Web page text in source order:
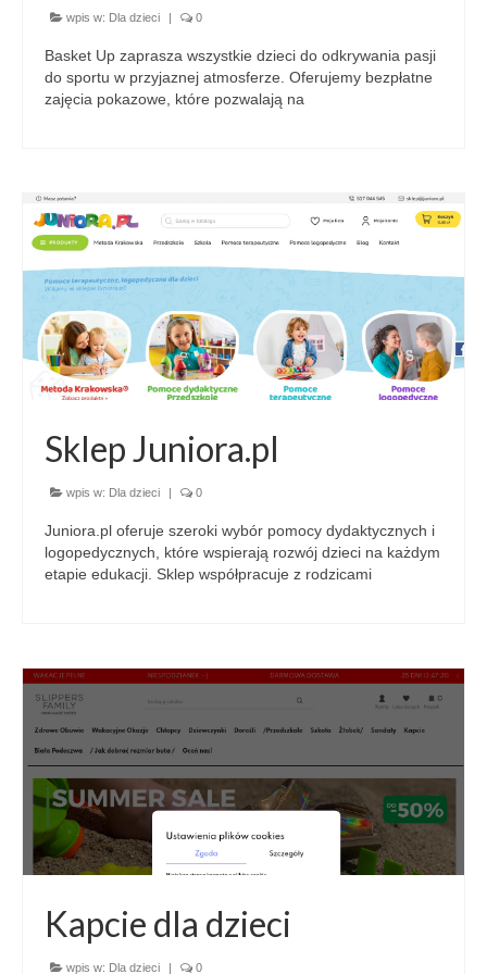
wpis w: Dla dzieci | 0
Basket Up zaprasza wszystkie dzieci do odkrywania pasji
do sportu w przyjaznej atmosferze. Oferujemy bezpłatne
zajęcia pokazowe, które pozwalają na
Sklep Juniora.pl
wpis w: Dla dzieci | 0
Juniora.pl oferuje szeroki wybór pomocy dydaktycznych i
logopedycznych, które wspierają rozwój dzieci na każdym
etapie edukacji. Sklep współpracuje z rodzicami
Kapcie dla dzieci
wpis w: Dla dzieci | 0